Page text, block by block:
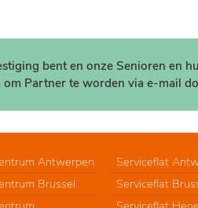
bent en onze Senioren en
Partner te worden via e-mail
Antwerpen
Brussel
Serviceflat
Serviceflat